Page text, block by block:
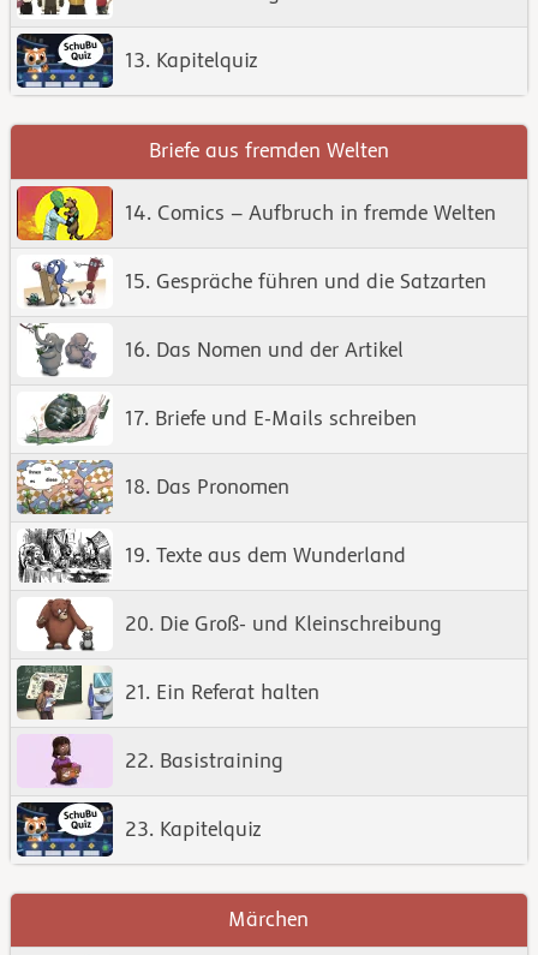
13. Kapitelquiz
Briefe aus fremden Welten
14. Comics – Aufbruch in fremde Welten
15. Gespräche führen und die Satzarten
16. Das Nomen und der Artikel
17. Briefe und E-Mails schreiben
18. Das Pronomen
19. Texte aus dem Wunderland
20. Die Groß- und Kleinschreibung
21. Ein Referat halten
22. Basistraining
23. Kapitelquiz
Märchen